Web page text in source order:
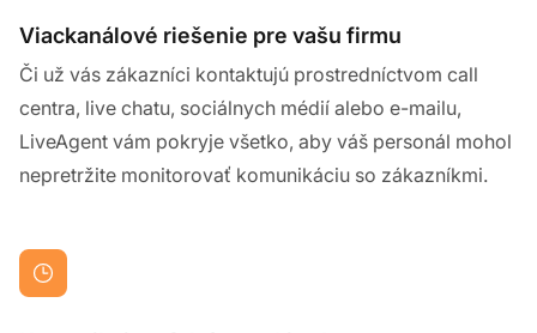
Viackanálové riešenie pre vašu firmu
Či už vás zákazníci kontaktujú prostredníctvom call
centra, live chatu, sociálnych médií alebo e-mailu,
LiveAgent vám pokryje všetko, aby váš personál mohol
nepretržite monitorovať komunikáciu so zákazníkmi.